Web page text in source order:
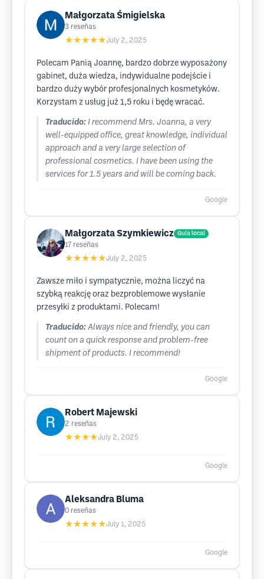
Małgorzata Śmigielska
3 reseñas
★★★★★July 2, 2025
Polecam Panią Joannę, bardzo dobrze wyposażony
gabinet, duża wiedza, indywidualne podejście i
bardzo duży wybór profesjonalnych kosmetyków.
Korzystam z usług już 1,5 roku i będę wracać.
Traducido: I recommend Mrs. Joanna, a very
well-equipped office, great knowledge, individual
approach and a very large selection of
professional cosmetics. I have been using the
services for 1.5 years and will be coming back.
Google
Małgorzata Szymkiewicz Guía local
17 reseñas
★★★★★July 2, 2025
Zawsze miło i sympatycznie, można liczyć na
szybką reakcję oraz bezproblemowe wysłanie
przesyłki z produktami. Polecam!
Traducido: Always nice and friendly, you can
count on a quick response and problem-free
shipment of products. I recommend!
Google
Robert Majewski
2 reseñas
★★★★July 2, 2025
Google
Aleksandra Bluma
0 reseñas
★★★★★July 1, 2025
Google